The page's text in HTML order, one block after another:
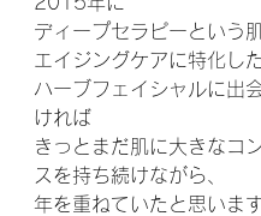
ディープセラピーという
エイジングケアに特化した
ハーブフェイシャルに出
ければ
きっとまだ肌に大きなコ
スを持ち続けながら、
年を重ねていたと思います